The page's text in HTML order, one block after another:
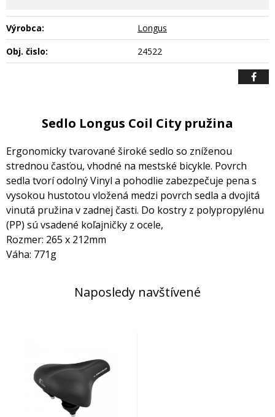
Výrobca:
Longus
Obj. čislo:
24522
Sedlo Longus Coil City pružina
Ergonomicky tvarované široké sedlo so zníženou
strednou časťou, vhodné na mestské bicykle. Povrch
sedla tvorí odolný Vinyl a pohodlie zabezpečuje pena s
vysokou hustotou vložená medzi povrch sedla a dvojitá
vinutá pružina v zadnej časti. Do kostry z polypropylénu
(PP) sú vsadené koľajničky z ocele,
Rozmer: 265 x 212mm
Váha: 771g
Naposledy navštívené